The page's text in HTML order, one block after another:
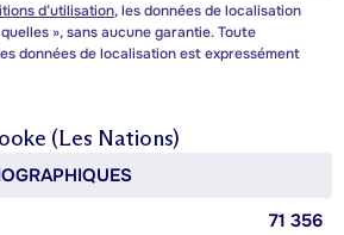
d’utilisation, les données de localisation
», sans aucune garantie. Toute
données de localisation est expressément
(Les Nations)
71 356